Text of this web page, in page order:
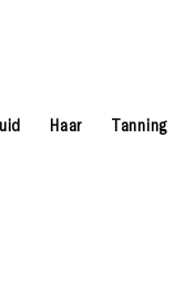
Haar Tanning